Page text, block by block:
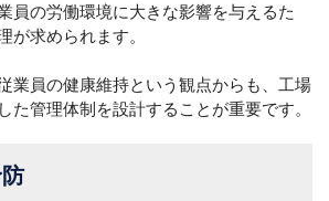
員の労働環境に大きな影響を与えるた
が求められます。
業員の健康維持という観点からも、工場
た管理体制を設計することが重要です。